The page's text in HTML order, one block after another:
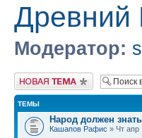
Древний
Модератор:
Новая тема
ТЕМЫ
Народ должен
Кашапов Рафис » Чт апр